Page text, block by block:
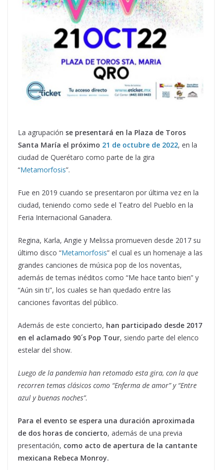
La agrupación se presentará en la Plaza de Toros
Santa María el próximo 21 de octubre de 2022, en la
ciudad de Querétaro como parte de la gira
“Metamorfosis”.
Fue en 2019 cuando se presentaron por última vez en la
ciudad, teniendo como sede el Teatro del Pueblo en la
Feria Internacional Ganadera.
Regina, Karla, Angie y Melissa promueven desde 2017 su
último disco “Metamorfosis” el cual es un homenaje a las
grandes canciones de música pop de los noventas,
además de temas inéditos como “Me hace tanto bien” y
“Aún sin ti”, los cuales se han quedado entre las
canciones favoritas del público.
Además de este concierto, han participado desde 2017
en el aclamado 90´s Pop Tour, siendo parte del elenco
estelar del show.
Luego de la pandemia han retomado esta gira, con la que
recorren temas clásicos como “Enferma de amor” y “Entre
azul y buenas noches”.
Para el evento se espera una duración aproximada
de dos horas de concierto, además de una previa
presentación, como acto de apertura de la cantante
mexicana Rebeca Monroy.